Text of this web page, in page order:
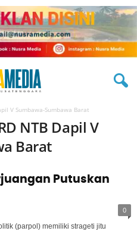
V Sumbawa-Sumbawa Barat
NTB Dapil V
Barat
Putuskan
0
(parpol) memiliki strageti jitu